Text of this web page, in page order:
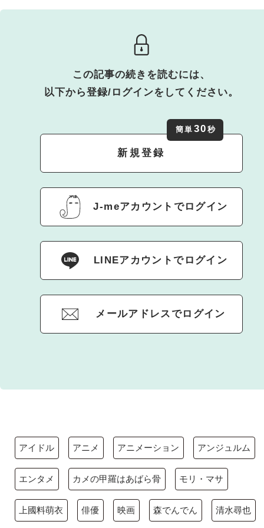
この記事の続きを読むには、
以下から登録/ログインをしてください。
新規登録
簡単 30 秒
J-meアカウントでログイン
LINEアカウントでログイン
メールアドレスでログイン
アイドル アニメ アニメーション アンジュルム
エンタメ カメの甲羅はあばら骨 モリ・マサ
上國料萌衣 俳優 映画 森でんでん 清水尋也